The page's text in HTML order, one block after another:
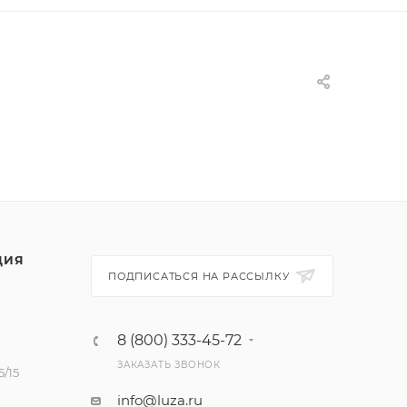
15
ПОДПИСАТЬСЯ НА РАССЫЛКУ
8 (800) 333-45-72
ЗАКАЗАТЬ ЗВОНОК
info@luza.ru